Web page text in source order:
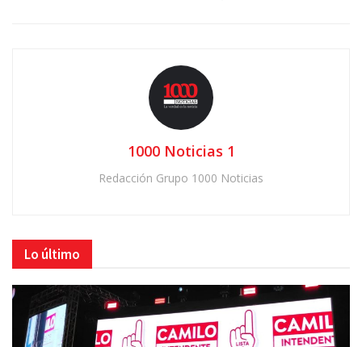
1000 Noticias 1
Redacción Grupo 1000 Noticias
Lo último